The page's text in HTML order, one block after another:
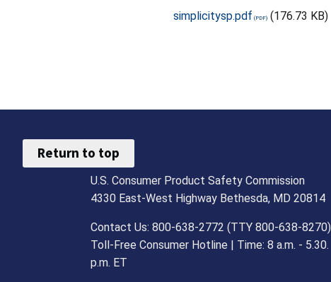
simplicitysp.pdf (176.73 KB)
Return to top
U.S. Consumer Product Safety Commission
4330 East-West Highway Bethesda, MD 20814
Contact Us: 800-638-2772 (TTY 800-638-8270)
Toll-Free Consumer Hotline | Time: 8 a.m. - 5.30.
p.m. ET